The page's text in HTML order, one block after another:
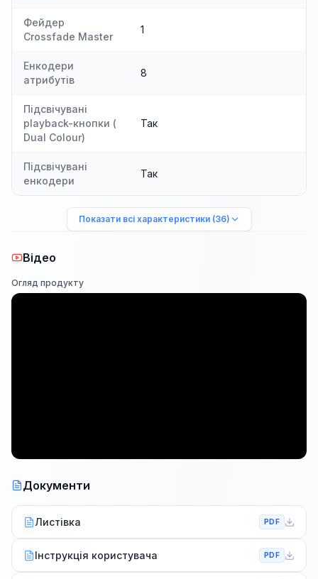
Фейдер
Crossfade Master
1
Енкодери
атрибутів
8
Підсвічувані
playback-кнопки (
Dual Colour)
Так
Підсвічувані
енкодери
Так
Показати всі характеристики (36)
Відео
Огляд продукту
Документи
Листівка PDF
Інструкція користувача PDF